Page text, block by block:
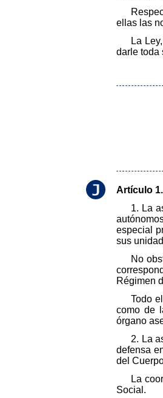
ellas las
La
darle toda
Artículo
1. La
especial
sus
No
Régimen
Todo
como de
órgano
2. La
defensa
del
La
Social.